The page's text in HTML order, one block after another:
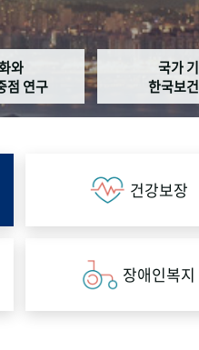
와
점 연구
국가
한국보
건강보장
장애인복지